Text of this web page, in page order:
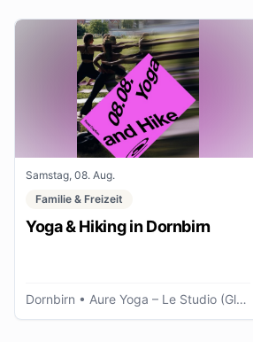
Samstag, 08. Aug.
Familie & Freizeit
Yoga & Hiking in Dornbirn
Dornbirn • Aure Yoga – Le Studio (Glöggele Haus)